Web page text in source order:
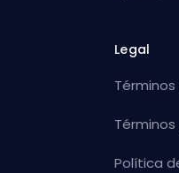
Legal
Política